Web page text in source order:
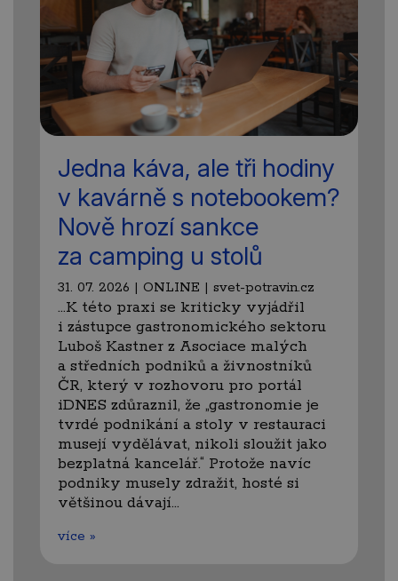
Jedna káva, ale tři hodiny
v kavárně s notebookem?
Nově hrozí sankce
za camping u stolů
31. 07. 2026 | ONLINE | svet-potravin.cz
…K této praxi se kriticky vyjádřil
i zástupce gastronomického sektoru
Luboš Kastner z Asociace malých
a středních podniků a živnostníků
ČR, který v rozhovoru pro portál
iDNES zdůraznil, že „gastronomie je
tvrdé podnikání a stoly v restauraci
musejí vydělávat, nikoli sloužit jako
bezplatná kancelář.“ Protože navíc
podniky musely zdražit, hosté si
většinou dávají…
více »